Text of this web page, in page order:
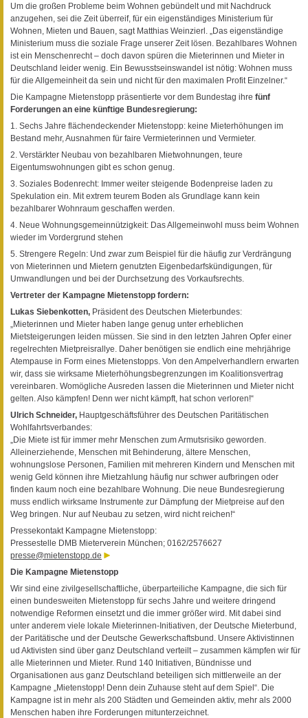
Um die großen Probleme beim Wohnen gebündelt und mit Nachdruck
anzugehen, sei die Zeit überreif, für ein eigenständiges Ministerium für
Wohnen, Mieten und Bauen, sagt Matthias Weinzierl. „Das eigenständige
Ministerium muss die soziale Frage unserer Zeit lösen. Bezahlbares Wohnen
ist ein Menschenrecht – doch davon spüren die Mieterinnen und Mieter in
Deutschland leider wenig. Ein Bewusstseinswandel ist nötig: Wohnen muss
für die Allgemeinheit da sein und nicht für den maximalen Profit Einzelner.“
Die Kampagne Mietenstopp präsentierte vor dem Bundestag ihre fünf
Forderungen an eine künftige Bundesregierung:
1. Sechs Jahre flächendeckender Mietenstopp: keine Mieterhöhungen im
Bestand mehr, Ausnahmen für faire Vermieterinnen und Vermieter.
2. Verstärkter Neubau von bezahlbaren Mietwohnungen, teure
Eigentumswohnungen gibt es schon genug.
3. Soziales Bodenrecht: Immer weiter steigende Bodenpreise laden zu
Spekulation ein. Mit extrem teurem Boden als Grundlage kann kein
bezahlbarer Wohnraum geschaffen werden.
4. Neue Wohnungsgemeinnützigkeit: Das Allgemeinwohl muss beim Wohnen
wieder im Vordergrund stehen
5. Strengere Regeln: Und zwar zum Beispiel für die häufig zur Verdrängung
von Mieterinnen und Mietern genutzten Eigenbedarfskündigungen, für
Umwandlungen und bei der Durchsetzung des Vorkaufsrechts.
Vertreter der Kampagne Mietenstopp fordern:
Lukas Siebenkotten, Präsident des Deutschen Mieterbundes:
„Mieterinnen und Mieter haben lange genug unter erheblichen
Mietsteigerungen leiden müssen. Sie sind in den letzten Jahren Opfer einer
regelrechten Mietpreisrallye. Daher benötigen sie endlich eine mehrjährige
Atempause in Form eines Mietenstopps. Von den Ampelverhandlern erwarten
wir, dass sie wirksame Mieterhöhungsbegrenzungen im Koalitionsvertrag
vereinbaren. Womögliche Ausreden lassen die Mieterinnen und Mieter nicht
gelten. Also kämpfen! Denn wer nicht kämpft, hat schon verloren!“
Ulrich Schneider, Hauptgeschäftsführer des Deutschen Paritätischen
Wohlfahrtsverbandes:
„Die Miete ist für immer mehr Menschen zum Armutsrisiko geworden.
Alleinerziehende, Menschen mit Behinderung, ältere Menschen,
wohnungslose Personen, Familien mit mehreren Kindern und Menschen mit
wenig Geld können ihre Mietzahlung häufig nur schwer aufbringen oder
finden kaum noch eine bezahlbare Wohnung. Die neue Bundesregierung
muss endlich wirksame Instrumente zur Dämpfung der Mietpreise auf den
Weg bringen. Nur auf Neubau zu setzen, wird nicht reichen!“
Pressekontakt Kampagne Mietenstopp:
Pressestelle DMB Mieterverein München; 0162/2576627
presse@mietenstopp.de
Die Kampagne Mietenstopp
Wir sind eine zivilgesellschaftliche, überparteiliche Kampagne, die sich für
einen bundesweiten Mietenstopp für sechs Jahre und weitere dringend
notwendige Reformen einsetzt und die immer größer wird. Mit dabei sind
unter anderem viele lokale Mieterinnen-Initiativen, der Deutsche Mieterbund,
der Paritätische und der Deutsche Gewerkschaftsbund. Unsere Aktivistinnen
ud Aktivisten sind über ganz Deutschland verteilt – zusammen kämpfen wir für
alle Mieterinnen und Mieter. Rund 140 Initiativen, Bündnisse und
Organisationen aus ganz Deutschland beteiligen sich mittlerweile an der
Kampagne „Mietenstopp! Denn dein Zuhause steht auf dem Spiel“. Die
Kampagne ist in mehr als 200 Städten und Gemeinden aktiv, mehr als 2000
Menschen haben ihre Forderungen mitunterzeichnet.